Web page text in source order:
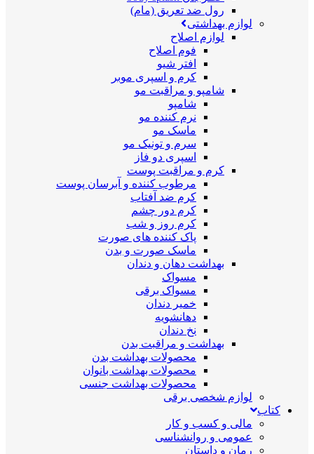
رول ضد تعریق (مام)
لوازم بهداشتی
لوازم اصلاح
فوم اصلاح
افتر شیو
کرم و اسپری موبر
شامپو و مراقبت مو
شامپو
نرم کننده مو
ماسک مو
سرم و تونیک مو
اسپری دو فاز
کرم و مراقبت پوست
مرطوب کننده و آبرسان پوست
کرم ضد آفتاب
کرم دور چشم
کرم روز و شب
پاک کننده های صورت
ماسک صورت و بدن
بهداشت دهان و دندان
مسواک
مسواک برقی
خمیر دندان
دهانشویه
نخ دندان
بهداشت و مراقبت بدن
محصولات بهداشت بدن
محصولات بهداشت بانوان
محصولات بهداشت جنسی
لوازم شخصی برقی
کتاب
مالی و کسب و کار
عمومی و روانشناسی
رمان و داستان